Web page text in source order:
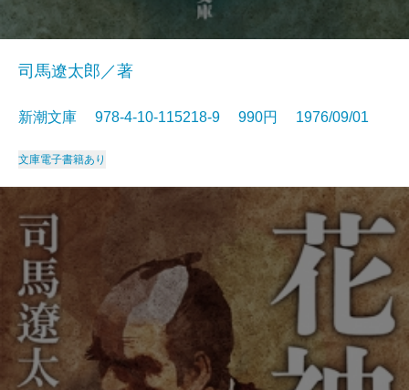
司馬遼太郎／著
新潮文庫 978-4-10-115218-9 990円 1976/09/01
文庫電子書籍あり